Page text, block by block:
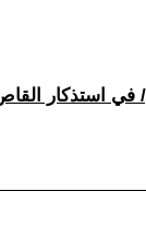
في استذكار